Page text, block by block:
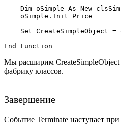
Dim oSimple As New
    oSimple.Init Price
Set CreateSimpleObject =
Мы расширим CreateSimpleObject
фабрику классов.
Завершение
Событие Terminate наступает